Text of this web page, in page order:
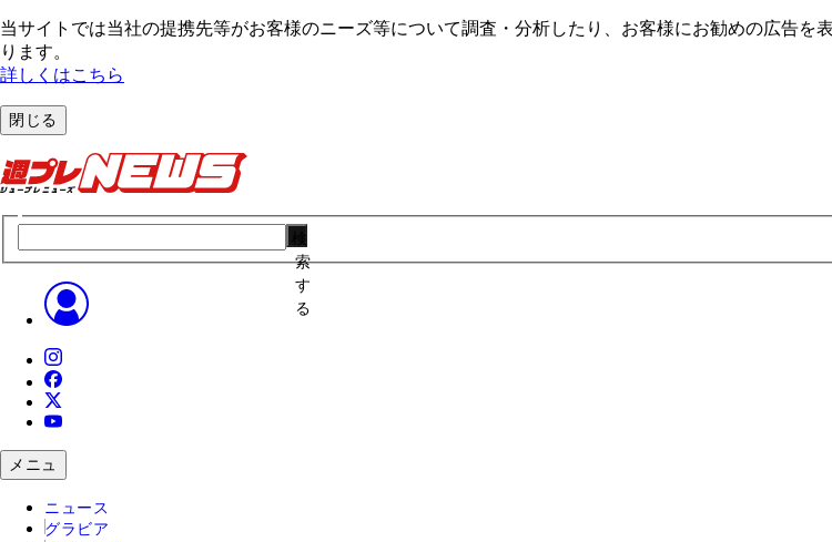
当サイトでは当社の提携先等がお客様のニーズ等について調査・分析したり、お客様にお勧めの広告を
ります。
詳しくはこちら
閉じる
索
す
る
メニュ
ニュース
グラビア